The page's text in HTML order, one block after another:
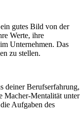
gutes Bild von der
Werte, ihre
Unternehmen. Das
zu stellen.
deiner Berufserfahrung,
Macher-Mentalität unter
Aufgaben des